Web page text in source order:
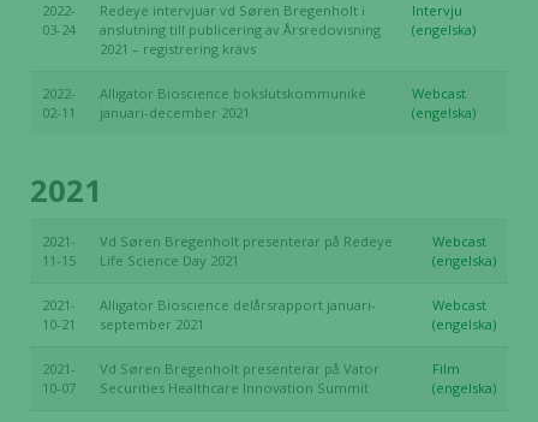
2022-
03-24
Redeye intervjuar vd Søren Bregenholt i
anslutning till publicering av Årsredovisning
2021 – registrering krävs
Intervju
(engelska)
2022-
02-11
Alligator Bioscience bokslutskommuniké
januari-december 2021
Webcast
(engelska)
2021
2021-
11-15
Vd Søren Bregenholt presenterar på Redeye
Life Science Day 2021
Webcast
(engelska)
2021-
10-21
Alligator Bioscience delårsrapport januari-
september 2021
Webcast
(engelska)
2021-
10-07
Vd Søren Bregenholt presenterar på Vator
Securities Healthcare Innovation Summit
Film
(engelska)